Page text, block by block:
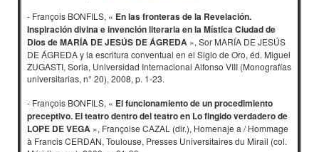
- François BONFILS, « En las fronteras de la Revelación.
Inspiración divina e invención literaria en la Mística Ciudad de
Dios de MARÍA DE JESÚS DE ÁGREDA », Sor MARÍA DE JESÚS
DE ÁGREDA y la escritura conventual en el Siglo de Oro, éd. Miguel
ZUGASTI, Soria, Universidad Internacional Alfonso VIII (Monografías
universitarias, n° 20), 2008, p. 1-23.
- François BONFILS, « El funcionamiento de un procedimiento
preceptivo. El teatro dentro del teatro en Lo fingido verdadero de
LOPE DE VEGA », Françoise CAZAL (dir.), Homenaje a / Hommage
à Francis CERDAN, Toulouse, Presses Universitaires du Mirail (col.